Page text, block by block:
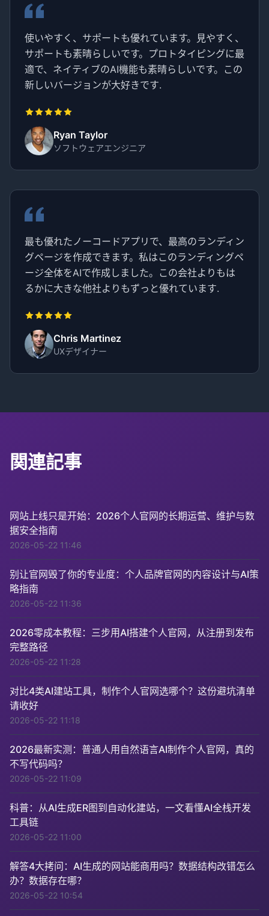
使いやすく、サポートも優れています。見やすく、
サポートも素晴らしいです。プロトタイピングに最
適で、ネイティブのAI機能も素晴らしいです。この
新しいバージョンが大好きです.
Ryan Taylor
ソフトウェアエンジニア
最も優れたノーコードアプリで、最高のランディン
グページを作成できます。私はこのランディングペ
ージ全体をAIで作成しました。この会社よりもは
るかに大きな他社よりもずっと優れています.
Chris Martinez
UXデザイナー
関連記事
网站上线只是开始：2026个人官网的长期运营、维护与数
据安全指南
2026-05-22 11:46
别让官网毁了你的专业度：个人品牌官网的内容设计与AI策
略指南
2026-05-22 11:36
2026零成本教程：三步用AI搭建个人官网，从注册到发布
完整路径
2026-05-22 11:28
对比4类AI建站工具，制作个人官网选哪个？这份避坑清单
请收好
2026-05-22 11:18
2026最新实测：普通人用自然语言AI制作个人官网，真的
不写代码吗？
2026-05-22 11:09
科普：从AI生成ER图到自动化建站，一文看懂AI全栈开发
工具链
2026-05-22 11:00
解答4大拷问：AI生成的网站能商用吗？数据结构改错怎么
办？数据存在哪？
2026-05-22 10:54